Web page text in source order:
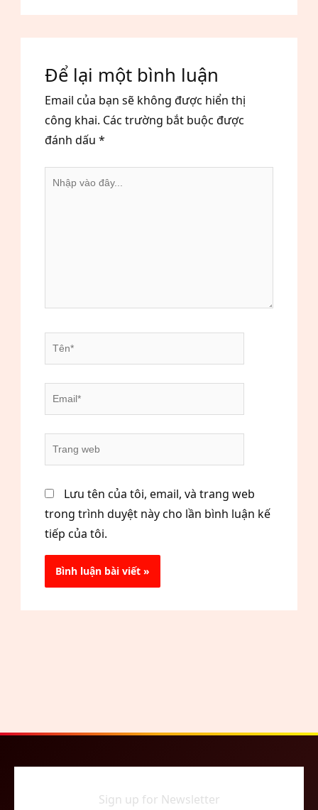
Để lại một bình luận
Email của bạn sẽ không được hiển thị
công khai. Các trường bắt buộc được
đánh dấu *
Nhập
Tên*
Email*
Trang
web
Lưu tên của tôi, email, và trang web
trong trình duyệt này cho lần bình luận kế
tiếp của tôi.
Sign up for Newsletter